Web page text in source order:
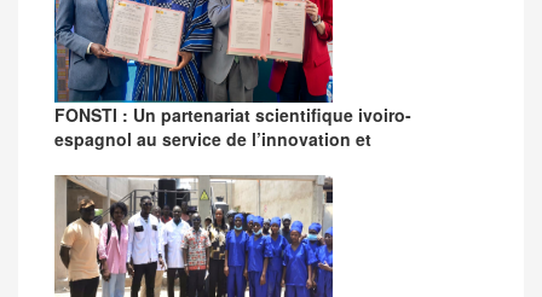
FONSTI : Un partenariat scientifique ivoiro-
espagnol au service de l’innovation et